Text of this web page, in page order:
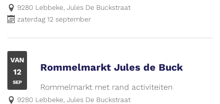
9280 Lebbeke, Jules De Buckstraat
zaterdag 12 september
VAN
ZA
12
SEP
Rommelmarkt Jules de Buck
Rommelmarkt met rand activiteiten
9280 Lebbeke, Jules De Buckstraat